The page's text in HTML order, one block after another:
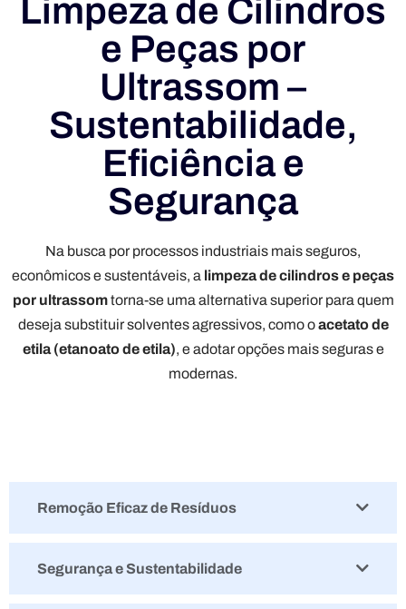
Limpeza de Cilindros
e Peças por
Ultrassom –
Sustentabilidade,
Eficiência e
Segurança
Na busca por processos industriais mais seguros,
econômicos e sustentáveis, a limpeza de cilindros e peças
por ultrassomtorna-se uma alternativa superior para quem
deseja substituir solventes agressivos, como oacetato de
etila (etanoato de etila), e adotar opções mais seguras e
modernas.
Remoção Eficaz de Resíduos
Segurança e Sustentabilidade